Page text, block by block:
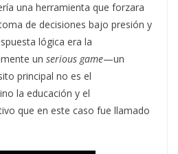
una herramienta que forzara
de decisiones bajo presión y
lógica era la
un serious game—un
principal no es el
la educación y el
que en este caso fue llamado